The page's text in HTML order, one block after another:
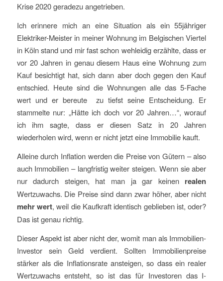
Krise 2020 geradezu angetrieben.
Ich erinnere mich an eine Situation als ein 55jähriger
Elektriker-Meister in meiner Wohnung im Belgischen Viertel
in Köln stand und mir fast schon wehleidig erzählte, dass er
vor 20 Jahren in genau diesem Haus eine Wohnung zum
Kauf besichtigt hat, sich dann aber doch gegen den Kauf
entschied. Heute sind die Wohnungen alle das 5-Fache
wert und er bereute zu tiefst seine Entscheidung. Er
stammelte nur: „Hätte ich doch vor 20 Jahren…“, worauf
ich ihm sagte, dass er diesen Satz in 20 Jahren
wiederholen wird, wenn er nicht jetzt eine Immobilie kauft.
Alleine durch Inflation werden die Preise von Gütern – also
auch Immobilien – langfristig weiter steigen. Wenn sie aber
nur dadurch steigen, hat man ja gar keinen realen
Wertzuwachs. Die Preise sind dann zwar höher, aber nicht
mehr wert, weil die Kaufkraft identisch geblieben ist, oder?
Das ist genau richtig.
Dieser Aspekt ist aber nicht der, womit man als Immobilien-
Investor sein Geld verdient. Sollten Immobilienpreise
stärker als die Inflationsrate ansteigen, so dass ein realer
Wertzuwachs entsteht, so ist das für Investoren das I-